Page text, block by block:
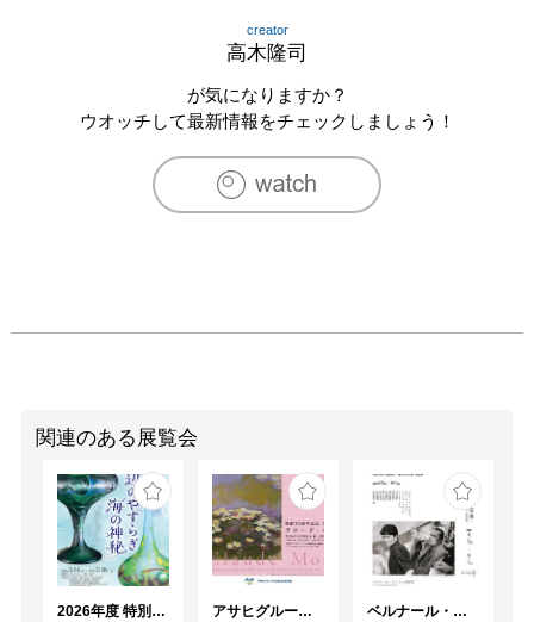
『物理学-新世紀を生きる人達のために』（海遊舎）
『現代のダ・ヴィンチ-サイエンスとアートの共生』（丸
『かたちの事典』（監修・丸善）
『理科をアートしよう』（岩波ジュニア新書）
creator
高木隆司
が気になりますか？
ウオッチして最新情報をチェックしましょう！
関連のある展覧会
2026年度 特別展「ガレとドーム、アール･ヌーヴォーのガラス 水辺のやすらぎ、海の神秘」 アサヒグループ大山崎山荘美術館 開館30周年記念展「没後100年 クロード・モネ」 ベルナール・ビュフェと写真 ーカメラがとらえたビュフェとその時代、そして21 世紀へ